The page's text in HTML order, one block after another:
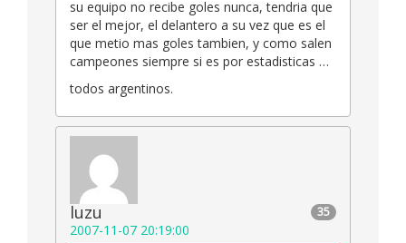
su equipo no recibe goles nunca, tendria que
ser el mejor, el delantero a su vez que es el
que metio mas goles tambien, y como salen
campeones siempre si es por estadisticas …
todos argentinos.
35
luzu
2007-11-07 20:19:00